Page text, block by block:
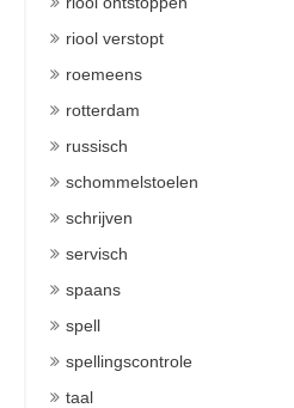
riool verstopt
roemeens
rotterdam
russisch
schommelstoelen
schrijven
servisch
spaans
spell
spellingscontrole
taal